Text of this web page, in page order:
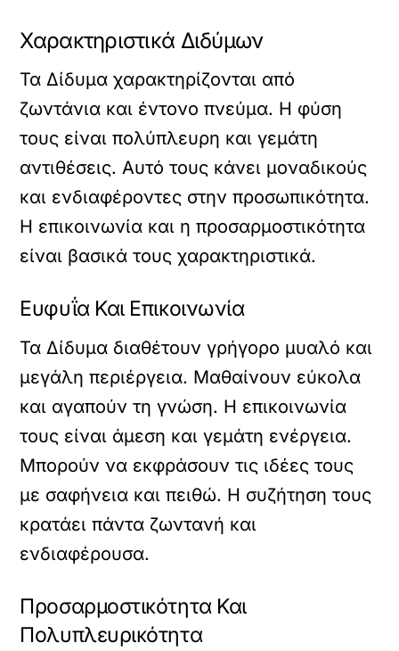
Χαρακτηριστικά Διδύμων
Τα Δίδυμα χαρακτηρίζονται από
ζωντάνια και έντονο πνεύμα. Η φύση
τους είναι πολύπλευρη και γεμάτη
αντιθέσεις. Αυτό τους κάνει μοναδικούς
και ενδιαφέροντες στην προσωπικότητα.
Η επικοινωνία και η προσαρμοστικότητα
είναι βασικά τους χαρακτηριστικά.
Ευφυΐα Και Επικοινωνία
Τα Δίδυμα διαθέτουν γρήγορο μυαλό και
μεγάλη περιέργεια. Μαθαίνουν εύκολα
και αγαπούν τη γνώση. Η επικοινωνία
τους είναι άμεση και γεμάτη ενέργεια.
Μπορούν να εκφράσουν τις ιδέες τους
με σαφήνεια και πειθώ. Η συζήτηση τους
κρατάει πάντα ζωντανή και
ενδιαφέρουσα.
Προσαρμοστικότητα Και
Πολυπλευρικότητα